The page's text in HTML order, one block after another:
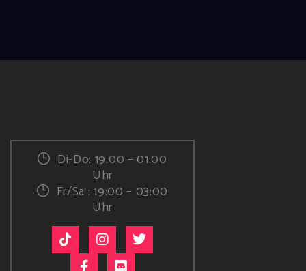
Di-Do: 19:00 – 01:00
Uhr
Fr/Sa : 19:00 – 03:00
Uhr